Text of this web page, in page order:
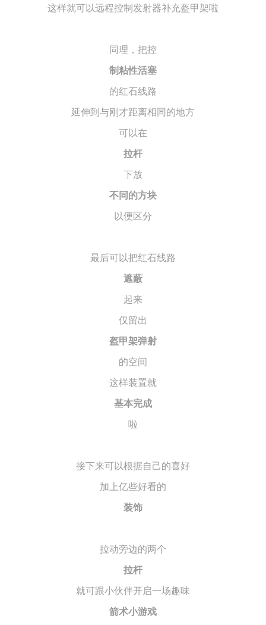
这样就可以远程控制发射器补充盔甲架啦
同理，把控
制粘性活塞
的红石线路
延伸到与刚才距离相同的地方
可以在
拉杆
下放
不同的方块
以便区分
最后可以把红石线路
遮蔽
起来
仅留出
盔甲架弹射
的空间
这样装置就
基本完成
啦
接下来可以根据自己的喜好
加上亿些好看的
装饰
拉动旁边的两个
拉杆
就可跟小伙伴开启一场趣味
箭术小游戏